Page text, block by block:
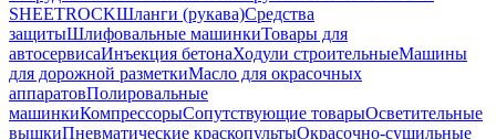
SHEETROCKШланги (рукава)Средства
защитыШлифовальные машинкиТовары для
автосервисаИнъекция бетонаХодули строительныеМашины
для дорожной разметкиМасло для окрасочных
аппаратовПолировальные
машинкиКомпрессорыСопутствующие товарыОсветительные
вышкиПневматические краскопультыОкрасочно-сушильные